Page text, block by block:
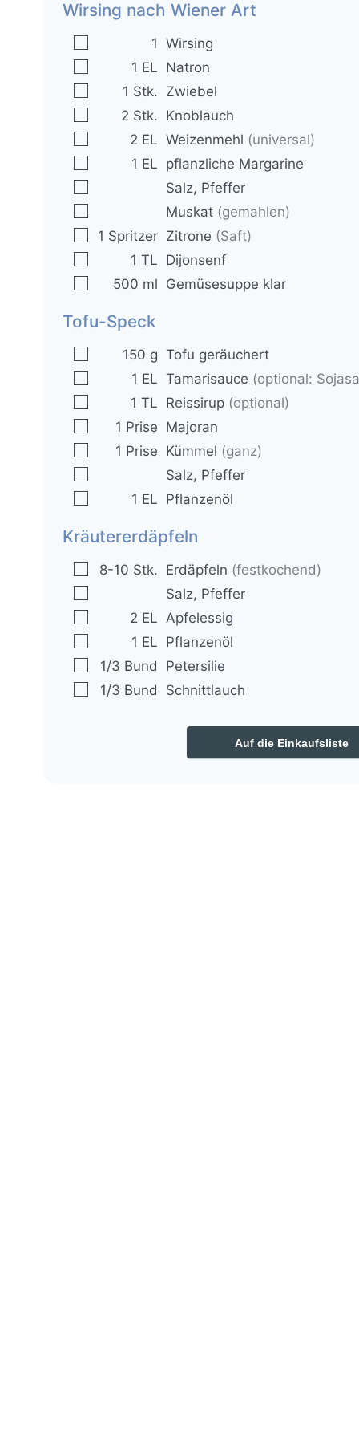
Wirsing nach Wiener Art
1 Wirsing
1 EL Natron
1 Stk. Zwiebel
2 Stk. Knoblauch
2 EL Weizenmehl (universal)
1 EL pflanzliche Margarine
Salz, Pfeffer
Muskat (gemahlen)
▢
1 Spritzer Zitrone (Saft)
1 TL Dijonsenf
500 ml Gemüsesuppe klar
Tofu-Speck
150 g Tofu geräuchert
1 EL Tamarisauce (optional:
1 TL Reissirup (optional)
1 Prise Majoran
1 Prise Kümmel (ganz)
Salz, Pfeffer
1 EL Pflanzenöl
Kräutererdäpfeln
▢
8-10 Stk. Erdäpfeln (festkochend)
Salz, Pfeffer
2 EL Apfelessig
1 EL Pflanzenöl
▢
1/3 Bund
Petersilie
▢
1/3 Bund Schnittlauch
Auf die Einkaufsliste